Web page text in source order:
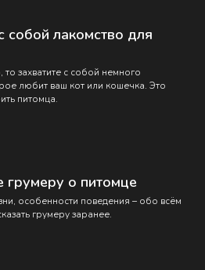
собой лакомство для
то захватите с собой немного
любит ваш кот или кошечка. Это
питомца.
грумеру о питомце
особенности поведения – обо всём
грумеру заранее.